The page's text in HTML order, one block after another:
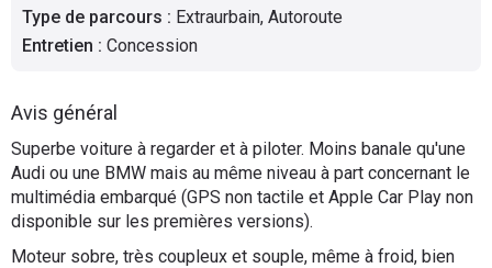
Services
Moto
Marques
Type de parcours : Extraurbain, Autoroute
Entretien : Concession
Avis général
Superbe voiture à regarder et à piloter. Moins banale qu'une
Audi ou une BMW mais au même niveau à part concernant le
multimédia embarqué (GPS non tactile et Apple Car Play non
disponible sur les premières versions).
Moteur sobre, très coupleux et souple, même à froid, bien